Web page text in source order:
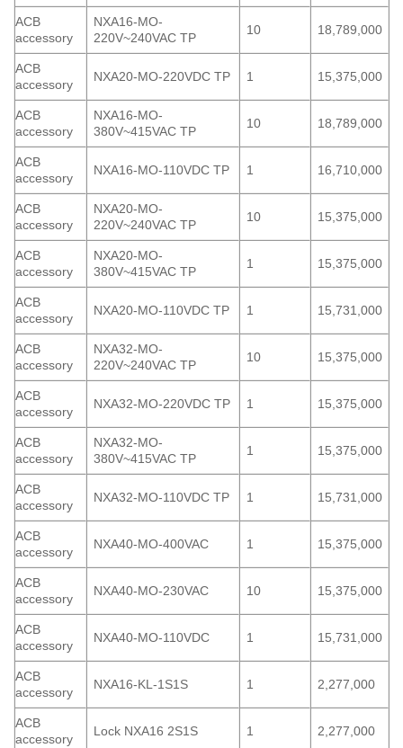
ACB
accessory
NXA16-MO-
220V~240VAC TP
10 18,789,000
ACB
accessory
NXA20-MO-220VDC TP 1 15,375,000
ACB
accessory
NXA16-MO-
380V~415VAC TP
10 18,789,000
ACB
accessory
NXA16-MO-110VDC TP 1 16,710,000
ACB
accessory
NXA20-MO-
220V~240VAC TP
10 15,375,000
ACB
accessory
NXA20-MO-
380V~415VAC TP
1 15,375,000
ACB
accessory
NXA20-MO-110VDC TP 1 15,731,000
ACB
accessory
NXA32-MO-
220V~240VAC TP
10 15,375,000
ACB
accessory
NXA32-MO-220VDC TP 1 15,375,000
ACB
accessory
NXA32-MO-
380V~415VAC TP
1 15,375,000
ACB
accessory
NXA32-MO-110VDC TP 1 15,731,000
ACB
accessory
NXA40-MO-400VAC 1 15,375,000
ACB
accessory
NXA40-MO-230VAC 10 15,375,000
ACB
accessory
NXA40-MO-110VDC 1 15,731,000
ACB
accessory
NXA16-KL-1S1S 1 2,277,000
ACB
accessory
Lock NXA16 2S1S 1 2,277,000